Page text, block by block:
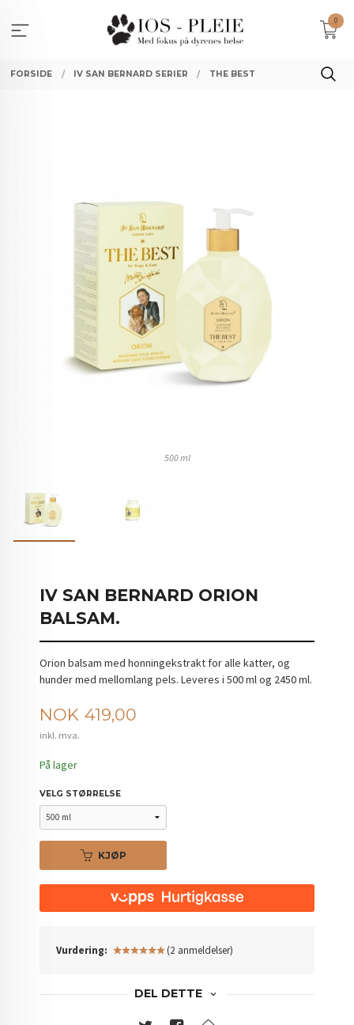
innholdet
0
FORSIDE IV SAN BERNARD SERIER THE BEST
500 ml
IV SAN BERNARD ORION
BALSAM.
Orion balsam med honningekstrakt for alle katter, og
hunder med mellomlang pels. Leveres i 500 ml og 2450 ml.
Pris
NOK 419,00
inkl. mva.
På lager
VELG STØRRELSE
KJØP
Vurdering: (2 anmeldelser)
DEL DETTE